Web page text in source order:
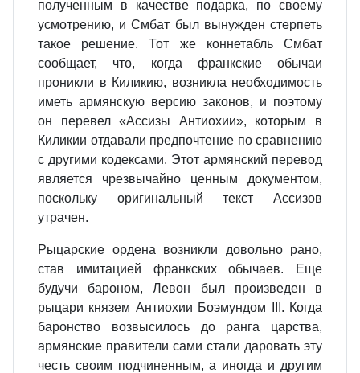
полученным в качестве подарка, по своему
усмотрению, и Смбат был вынужден стерпеть
такое решение. Тот же коннетабль Смбат
сообщает, что, когда франкские обычаи
проникли в Киликию, возникла необходимость
иметь армянскую версию законов, и поэтому
он перевел «Ассизы Антиохии», которым в
Киликии отдавали предпочтение по сравнению
с другими кодексами. Этот армянский перевод
является чрезвычайно ценным документом,
поскольку оригинальный текст Ассизов
утрачен.
Рыцарские ордена возникли довольно рано,
став имитацией франкских обычаев. Еще
будучи бароном, Левон был произведен в
рыцари князем Антиохии Боэмундом III. Когда
баронство возвысилось до ранга царства,
армянские правители сами стали даровать эту
честь своим подчиненным, а иногда и другим